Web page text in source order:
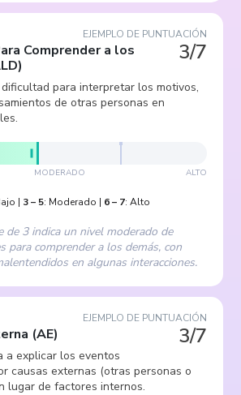
EJEMPLO DE PUNTUACIÓN
3/7
Comprender a los
)
para interpretar los motivos,
de otras personas en
MODERADO ALTO
| 3– 5: Moderado | 6– 7: Alto
de 3 indica un nivel moderado de
para comprender a los demás, con
en algunas interacciones.
EJEMPLO DE PUNTUACIÓN
3/7
(AE)
a explicar los eventos
causas externas (otras personas o
lugar de factores internos.